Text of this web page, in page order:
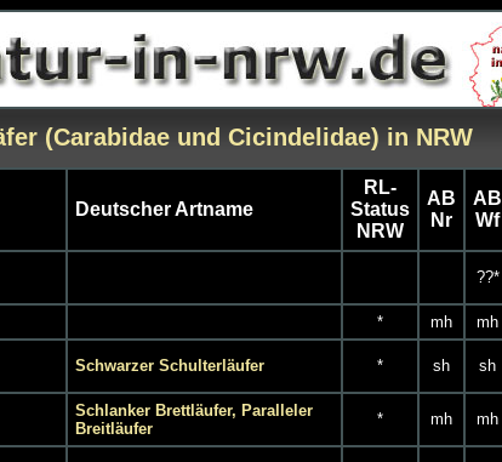
(Carabidae und Cicindelidae) in NRW
Deutscher Artname
RL-
Status
NRW
AB
Nr
AB
Wf
??*
* mh mh
Schwarzer Schulterläufer * sh sh
Schlanker Brettläufer, Paralleler
Breitläufer
* mh mh